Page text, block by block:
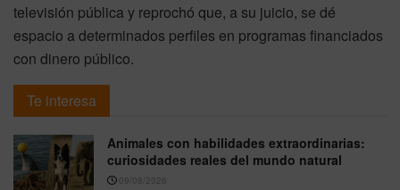
televisión pública y reprochó que, a su juicio, se dé
espacio a determinados perfiles en programas financiados
con dinero público.
Te interesa
Animales con habilidades extraordinarias:
curiosidades reales del mundo natural
09/08/2026